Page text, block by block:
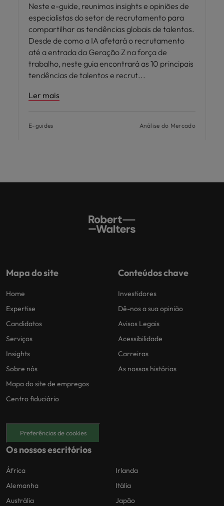
Neste e-guide, reunimos insights e opiniões de
especialistas do setor de recrutamento para
compartilhar as tendências globais de talentos.
Desde de como a IA afetará o recrutamento
até a entrada da Geração Z na força de
trabalho, neste guia encontrará as 10 principais
tendências de talentos e recrut
Ler mais
E-guides Análise do Mercado
Mapa do site
Home
Expertise
Candidatos
Serviços
Insights
Sobre nós
Mapa do site de empregos
Centro fiduciário
Conteúdos chave
Investidores
Dê-nos a sua opinião
Avisos Legais
Acessibilidade
Carreiras
As nossas histórias
Preferências de cookies
Os nossos escritórios
África
Alemanha
Austrália
Irlanda
Itália
Japão